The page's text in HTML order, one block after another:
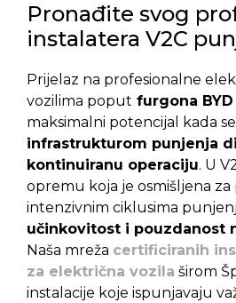
Pronađite svog
instalatera V2C
Prijelaz na profesionalne
vozilima poput furgona BYD
maksimalni potencijal kada se
infrastrukturom punjenja
kontinuiranu operaciju. U
opremu koja je osmišljena
intenzivnim ciklusima
učinkovitost i pouzdanost
Naša mreža certificiranih
za električna vozila širom
instalacije koje ispunjavaju